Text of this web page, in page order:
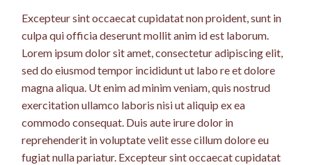
Excepteur sint occaecat cupidatat non proident, sunt in
culpa qui officia deserunt mollit anim id est laborum.
Lorem ipsum dolor sit amet, consectetur adipiscing elit,
sed do eiusmod tempor incididunt ut labo re et dolore
magna aliqua. Ut enim ad minim veniam, quis nostrud
exercitation ullamco laboris nisi ut aliquip ex ea
commodo consequat. Duis aute irure dolor in
reprehenderit in voluptate velit esse cillum dolore eu
fugiat nulla pariatur. Excepteur sint occaecat cupidatat